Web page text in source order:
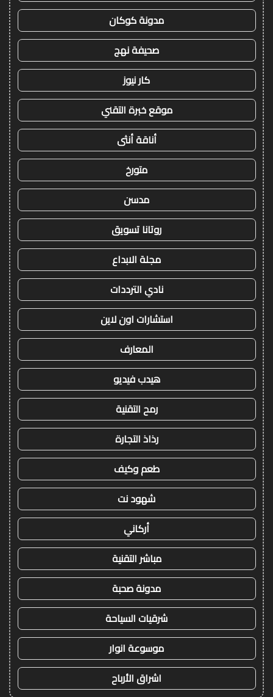
مدونة كوكان
صحيفة نهج
كار نيوز
موقع خبرة التقني
أناقة أنثى
متورخ
مدسن
روتانا تسويق
مجلة الابداع
نادي الترددات
استشارات اون لاين
المعارف
هيدب فيديو
رمح التقنية
رذاذ التجارة
طعم وكيف
شهود نت
أركاني
مباشر التقنية
مدونة صحبة
شرقيات السياحة
موسوعة انوار
اشراق الأرباح